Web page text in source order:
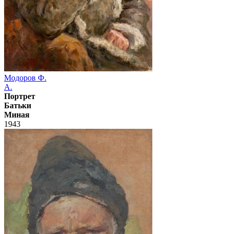
Модоров Ф.
А.
Портрет
Батьки
Миная
1943